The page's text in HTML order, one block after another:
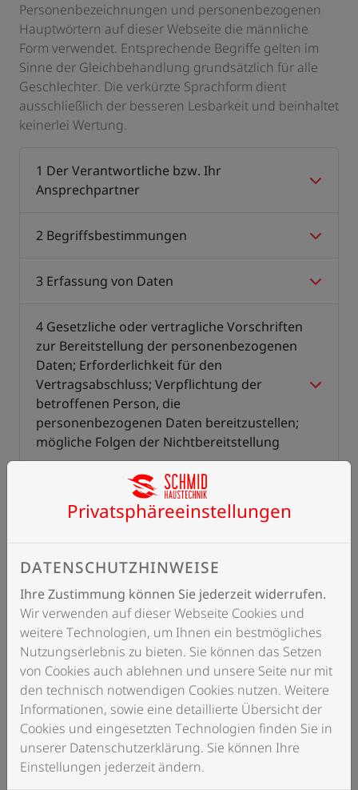
Personenbezeichnungen und personenbezogenen
Hauptwörtern auf dieser Webseite die männliche
Form verwendet. Entsprechende Begriffe gelten im
Sinne der Gleichbehandlung grundsätzlich für alle
Geschlechter. Die verkürzte Sprachform dient
ausschließlich der besseren Lesbarkeit und beinhaltet
keinerlei Wertung.
1 Der Verantwortliche bzw. Ihr
Ansprechpartner
2 Begriffsbestimmungen
3 Erfassung von Daten
4 Gesetzliche oder vertragliche Vorschriften
zur Bereitstellung der personenbezogenen
Daten; Erforderlichkeit für den
Vertragsabschluss; Verpflichtung der
betroffenen Person, die
personenbezogenen Daten bereitzustellen;
mögliche Folgen der Nichtbereitstellung
5 Kontaktmöglichkeit über die Internetseite
7 Verwendung von Google Maps
8 Verwendung von Google Fonts
9 Eingebettete Videos, Bilder und Links zu
externen Internetseiten
10 Bekanntmachung von Veränderungen
11 Rechte der betroffenen Personen
Privatsphäre­einstellungen
DATENSCHUTZHINWEISE
Ihre Zustimmung können Sie jederzeit widerrufen.
Wir verwenden auf dieser Webseite Cookies und
weitere Technologien, um Ihnen ein bestmögliches
Nutzungserlebnis zu bieten. Sie können das Setzen
von Cookies auch ablehnen und unsere Seite nur mit
den technisch notwendigen Cookies nutzen. Weitere
Informationen, sowie eine detaillierte Übersicht der
Cookies und eingesetzten Technologien finden Sie in
unserer Datenschutzerklärung. Sie können Ihre
Einstellungen jederzeit ändern.